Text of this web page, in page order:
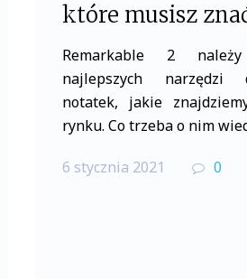
które musisz
Remarkable 2
najlepszych narzędzi
notatek, jakie
rynku. Co trzeba o nim
6 stycznia 2021 0